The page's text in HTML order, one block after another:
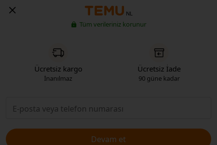
NL
Tüm verileriniz korunur
Ücretsiz kargo
İnanılmaz
Ücretsiz İade
90 güne kadar
Devam et